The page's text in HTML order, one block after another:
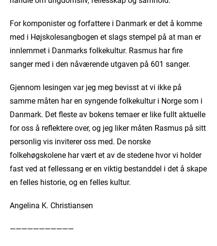
For komponister og forfattere i Danmark er det å komme
med i Højskolesangbogen et slags stempel på at man er
innlemmet i Danmarks folkekultur. Rasmus har fire
sanger med i den nåværende utgaven på 601 sanger.
Gjennom lesingen var jeg meg bevisst at vi ikke på
samme måten har en syngende folkekultur i Norge som i
Danmark. Det fleste av bokens temaer er like fullt aktuelle
for oss å reflektere over, og jeg liker måten Rasmus på sitt
personlig vis inviterer oss med. De norske
folkehøgskolene har vært et av de stedene hvor vi holder
fast ved at fellessang er en viktig bestanddel i det å skape
en felles historie, og en felles kultur.
Angelina K. Christiansen
———————————